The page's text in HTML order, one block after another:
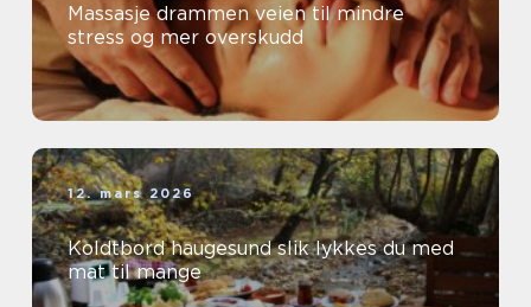
Massasje drammen veien til mindre
stress og mer overskudd
12. mars 2026
Koldtbord haugesund slik lykkes du med
mat til mange